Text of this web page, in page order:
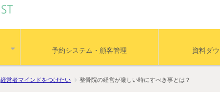
予約システム・顧客管理 資料ダ
経営者マインドをつけたい 整骨院の経営が厳しい時にすべき事とは？